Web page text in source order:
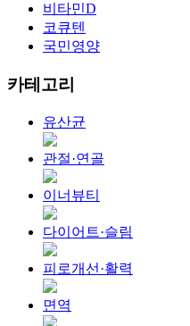
비타민D
코큐텐
국민영양
카테고리
유산균
관절·연골
이너뷰티
다이어트·슬림
피로개선·활력
면역